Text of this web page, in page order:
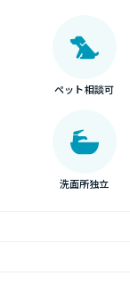
ペット相談可
洗面所独立